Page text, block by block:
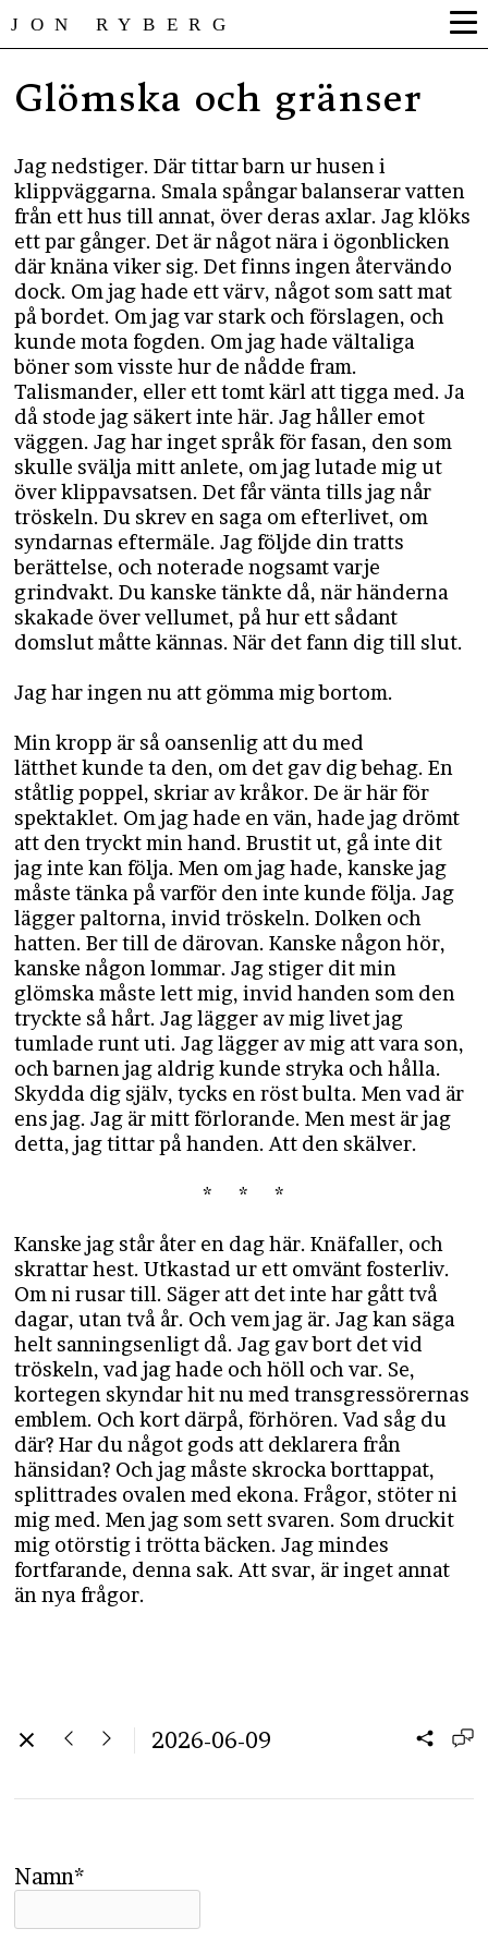
JON RYBERG
Glömska och gränser
Jag nedstiger. Där tittar barn ur husen i
klippväggarna. Smala spångar balanserar vatten
från ett hus till annat, över deras axlar. Jag klöks
ett par gånger. Det är något nära i ögonblicken
där knäna viker sig. Det finns ingen återvändo
dock. Om jag hade ett värv, något som satt mat
på bordet. Om jag var stark och förslagen, och
kunde mota fogden. Om jag hade vältaliga
böner som visste hur de nådde fram.
Talismander, eller ett tomt kärl att tigga med. Ja
då stode jag säkert inte här. Jag håller emot
väggen. Jag har inget språk för fasan, den som
skulle svälja mitt anlete, om jag lutade mig ut
över klippavsatsen. Det får vänta tills jag når
tröskeln. Du skrev en saga om efterlivet, om
syndarnas eftermäle. Jag följde din tratts
berättelse, och noterade nogsamt varje
grindvakt. Du kanske tänkte då, när händerna
skakade över vellumet, på hur ett sådant
domslut måtte kännas. När det fann dig till slut.
Jag har ingen nu att gömma mig bortom.
Min kropp är så oansenlig att du med
lätthet kunde ta den, om det gav dig behag. En
ståtlig poppel, skriar av kråkor. De är här för
spektaklet. Om jag hade en vän, hade jag drömt
att den tryckt min hand. Brustit ut, gå inte dit
jag inte kan följa. Men om jag hade, kanske jag
måste tänka på varför den inte kunde följa. Jag
lägger paltorna, invid tröskeln. Dolken och
hatten. Ber till de därovan. Kanske någon hör,
kanske någon lommar. Jag stiger dit min
glömska måste lett mig, invid handen som den
tryckte så hårt. Jag lägger av mig livet jag
tumlade runt uti. Jag lägger av mig att vara son,
och barnen jag aldrig kunde stryka och hålla.
Skydda dig själv, tycks en röst bulta. Men vad är
ens jag. Jag är mitt förlorande. Men mest är jag
detta, jag tittar på handen. Att den skälver.
* * *
Kanske jag står åter en dag här. Knäfaller, och
skrattar hest. Utkastad ur ett omvänt fosterliv.
Om ni rusar till. Säger att det inte har gått två
dagar, utan två år. Och vem jag är. Jag kan säga
helt sanningsenligt då. Jag gav bort det vid
tröskeln, vad jag hade och höll och var. Se,
kortegen skyndar hit nu med transgressörernas
emblem. Och kort därpå, förhören. Vad såg du
där? Har du något gods att deklarera från
hänsidan? Och jag måste skrocka borttappat,
splittrades ovalen med ekona. Frågor, stöter ni
mig med. Men jag som sett svaren. Som druckit
mig otörstig i trötta bäcken. Jag mindes
fortfarande, denna sak. Att svar, är inget annat
än nya frågor.
2026-06-09
Namn*